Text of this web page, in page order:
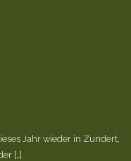
Jahr wieder in Zundert,
[…]